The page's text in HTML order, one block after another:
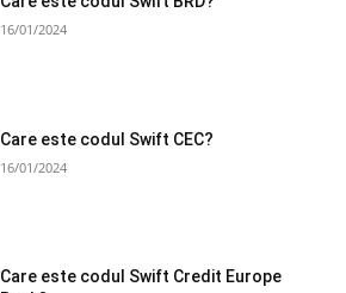
16/01/2024
Care este codul Swift CEC?
16/01/2024
Care este codul Swift Credit Europe